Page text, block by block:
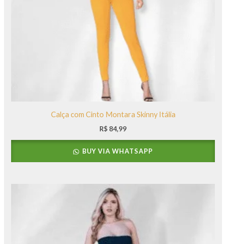
Calça com Cinto Montara Skinny Itália
R$ 84,99
BUY VIA WHATSAPP